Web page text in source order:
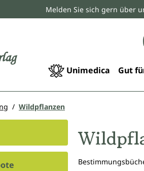
springen
Melden Sie sich gern über
Unimedica Gut
Wildpflanzen